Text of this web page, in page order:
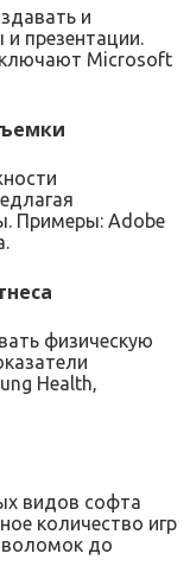
и
презентации.
Microsoft
Примеры: Adobe
физическую
Health‚
видов софта
количество игр
до